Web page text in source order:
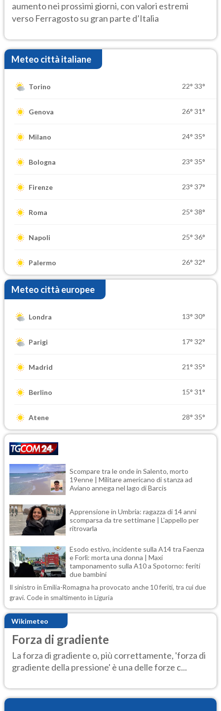
aumento nei prossimi giorni, con valori estremi
verso Ferragosto su gran parte d’Italia
Meteo città italiane
Torino 22° 33°
Genova 26° 31°
Milano 24° 35°
Bologna 23° 35°
Firenze 23° 37°
Roma 25° 38°
Napoli 25° 36°
Palermo 26° 32°
Meteo città europee
Londra 13° 30°
Parigi 17° 32°
Madrid 21° 35°
Berlino 15° 31°
Atene 28° 35°
Scompare tra le onde in Salento, morto
19enne | Militare americano di stanza ad
Aviano annega nel lago di Barcis
Apprensione in Umbria: ragazza di 14 anni
scomparsa da tre settimane | L'appello per
ritrovarla
Esodo estivo, incidente sulla A14 tra Faenza
e Forlì: morta una donna | Maxi
tamponamento sulla A10 a Spotorno: feriti
due bambini
Il sinistro in Emilia-Romagna ha provocato anche 10 feriti, tra cui due
gravi. Code in smaltimento in Liguria
Wikimeteo
Forza di gradiente
La forza di gradiente o, più correttamente, 'forza di
gradiente della pressione' è una delle forze c...